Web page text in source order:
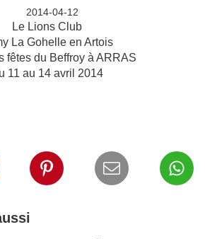
Le Lions Club
La Gohelle en Artois
fêtes du Beffroy à ARRAS
11 au 14 avril 2014